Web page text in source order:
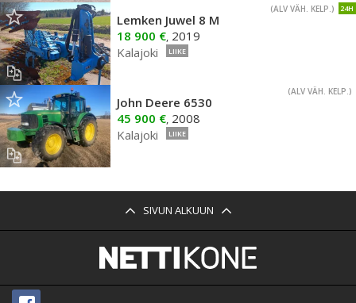
24H
(ALV VÄH. KELP.)
Lemken Juwel 8 M
18 900 €, 2019
Kalajoki
LIIKE
(ALV VÄH. KELP.)
John Deere 6530
45 900 €, 2008
Kalajoki
LIIKE
SIVUN ALKUUN